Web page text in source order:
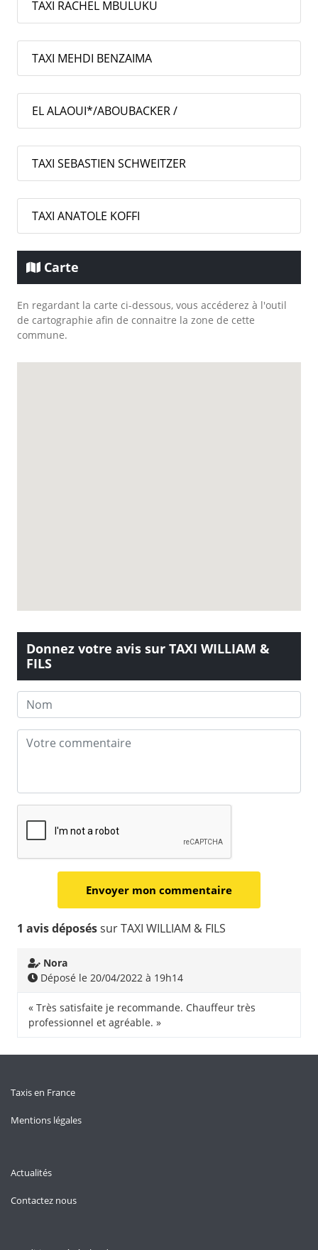
TAXI RACHEL MBULUKU
TAXI MEHDI BENZAIMA
EL ALAOUI*/ABOUBACKER /
TAXI SEBASTIEN SCHWEITZER
TAXI ANATOLE KOFFI
Carte
En regardant la carte ci-dessous, vous accéderez à l'outil
de cartographie afin de connaitre la zone de cette
commune.
Donnez votre avis sur TAXI WILLIAM &
FILS
1 avis déposéssur TAXI WILLIAM & FILS
Nora
Déposé le 20/04/2022 à 19h14
« Très satisfaite je recommande. Chauffeur très
professionnel et agréable. »
Taxis en France
Mentions légales
Actualités
Contactez nous